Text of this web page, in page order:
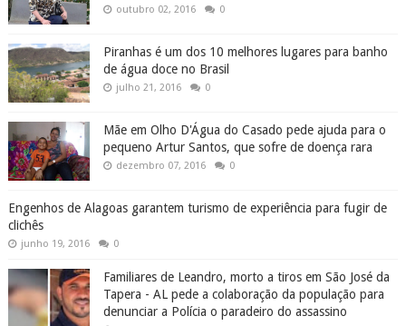
outubro 02, 2016 0
Piranhas é um dos 10 melhores lugares para banho
de água doce no Brasil
julho 21, 2016 0
Mãe em Olho D'Água do Casado pede ajuda para o
pequeno Artur Santos, que sofre de doença rara
dezembro 07, 2016 0
Engenhos de Alagoas garantem turismo de experiência para fugir de
clichês
junho 19, 2016 0
Familiares de Leandro, morto a tiros em São José da
Tapera - AL pede a colaboração da população para
denunciar a Polícia o paradeiro do assassino